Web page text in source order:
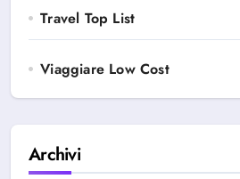
Travel Top List
Viaggiare Low Cost
Archivi